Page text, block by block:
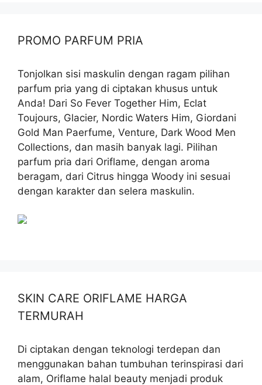
PROMO PARFUM PRIA
Tonjolkan sisi maskulin dengan ragam pilihan
parfum pria yang di ciptakan khusus untuk
Anda! Dari So Fever Together Him, Eclat
Toujours, Glacier, Nordic Waters Him, Giordani
Gold Man Paerfume, Venture, Dark Wood Men
Collections, dan masih banyak lagi. Pilihan
parfum pria dari Oriflame, dengan aroma
beragam, dari Citrus hingga Woody ini sesuai
dengan karakter dan selera maskulin.
SKIN CARE ORIFLAME HARGA
TERMURAH
Di ciptakan dengan teknologi terdepan dan
menggunakan bahan tumbuhan terinspirasi dari
alam, Oriflame halal beauty menjadi produk